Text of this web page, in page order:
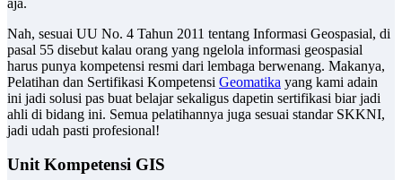
Nah, sesuai UU No. 4 Tahun 2011 tentang Informasi Geospasial, di
pasal 55 disebut kalau orang yang ngelola informasi geospasial
harus punya kompetensi resmi dari lembaga berwenang. Makanya,
Pelatihan dan Sertifikasi Kompetensi Geomatika yang kami adain
ini jadi solusi pas buat belajar sekaligus dapetin sertifikasi biar jadi
ahli di bidang ini. Semua pelatihannya juga sesuai standar SKKNI,
jadi udah pasti profesional!
Unit Kompetensi GIS